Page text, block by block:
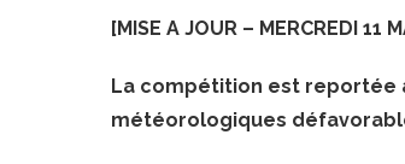
[MISE A JOUR – MERCREDI 11
La compétition est reportée
météorologiques